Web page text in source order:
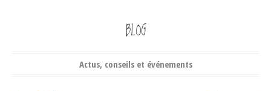
BLOG
Actus, conseils et événements